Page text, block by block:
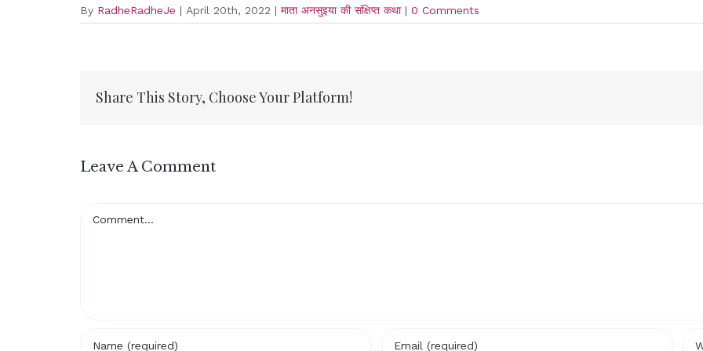
By RadheRadheJe | April 20th, 2022 | माता अनसुइया की संक्षिप्त कथा | 0 Comments
Share This Story, Choose Your Platform!
Leave A Comment